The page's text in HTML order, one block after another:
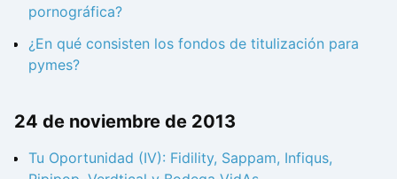
pornográfica?
¿En qué consisten los fondos de titulización para
pymes?
24 de noviembre de 2013
Tu Oportunidad (IV): Fidility, Sappam, Infiqus,